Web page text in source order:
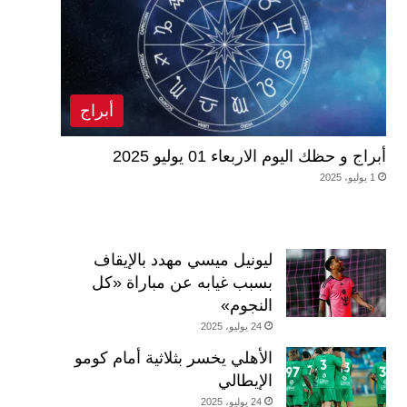
أبراج
أبراج و حظك اليوم الاربعاء 01 يوليو 2025
1 يوليو، 2025
ليونيل ميسي مهدد بالإيقاف
بسبب غيابه عن مباراة «كل
النجوم»
24 يوليو، 2025
الأهلي يخسر بثلاثية أمام كومو
الإيطالي
24 يوليو، 2025